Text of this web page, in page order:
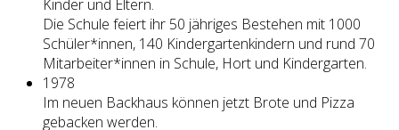
Kinder und Eltern.
Die Schule feiert ihr 50 jähriges Bestehen mit 1000
Schüler*innen, 140 Kindergartenkindern und rund 70
Mitarbeiter*innen in Schule, Hort und Kindergarten.
1978
Im neuen Backhaus können jetzt Brote und Pizza
gebacken werden.